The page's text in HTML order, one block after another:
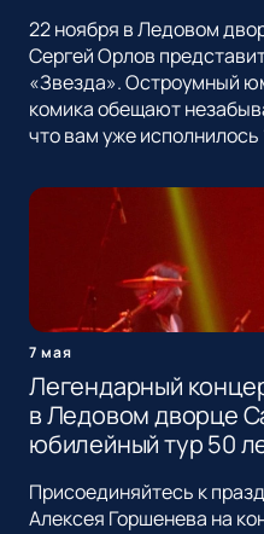
22 ноября в Ледовом
Сергей Орлов
«Звезда». Остроумный
комика обещают
что вам уже исполнилось
7 мая
Легендарный
в Ледовом дворце
юбилейный тур 50
Присоединяйтесь к
Алексея Горшенева на